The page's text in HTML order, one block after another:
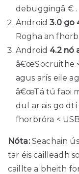
debuggingâ € .
Android3.0 go
Rogha an
Android 4.2 nó
â€œSocruithe
agus arís eile
â€œTá tú faoi
dul ar ais go
fhorbróra <
Nóta:Seachain
tar éis cailleadh
caillte a bheith